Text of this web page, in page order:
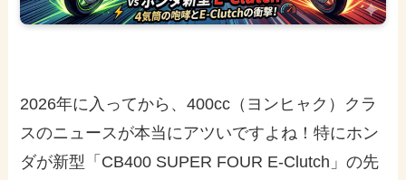
2026年に入ってから、400cc（ヨンヒャク）クラ
スのニュースが本当にアツいですよね！特にホン
ダが新型「CB400 SUPER FOUR E-Clutch」の先